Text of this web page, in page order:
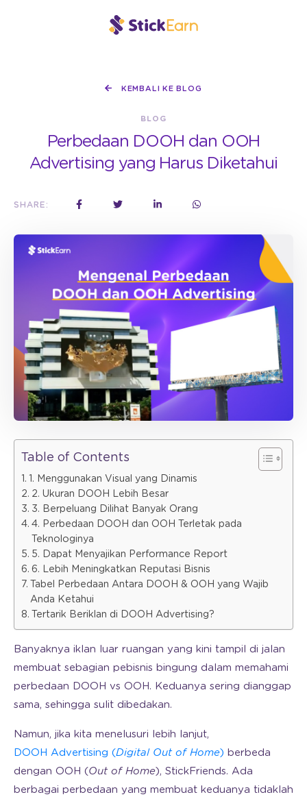
KEMBALI KE BLOG
BLOG
Perbedaan DOOH dan OOH
Advertising yang Harus Diketahui
SHARE:
Table of Contents
1. Menggunakan Visual yang Dinamis
2. Ukuran DOOH Lebih Besar
3. Berpeluang Dilihat Banyak Orang
4. Perbedaan DOOH dan OOH Terletak pada
Teknologinya
5. Dapat Menyajikan Performance Report
6. Lebih Meningkatkan Reputasi Bisnis
Tabel Perbedaan Antara DOOH & OOH yang Wajib
Anda Ketahui
Tertarik Beriklan di DOOH Advertising?
Banyaknya iklan luar ruangan yang kini tampil di jalan
membuat sebagian pebisnis bingung dalam memahami
perbedaan DOOH vs OOH. Keduanya sering dianggap
sama, sehingga sulit dibedakan.
Namun, jika kita menelusuri lebih lanjut,
DOOH Advertising (Digital Out of Home) berbeda
dengan OOH (Out of Home), StickFriends. Ada
berbagai perbedaan yang membuat keduanya tidaklah